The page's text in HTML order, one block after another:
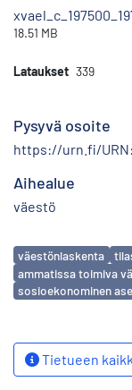
18.51 MB
Lataukset 339
Pysyvä osoite
https://urn.fi/
Aihealue
väestö
Avainsanat
väestönlaskenta
ammatissa toimiva
sosioekonominen
Tietueen